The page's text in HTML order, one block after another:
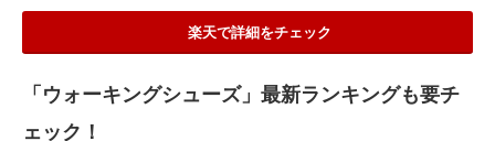
楽天で詳細をチェック
「ウォーキングシューズ」最新ランキングも要チ
ェック！